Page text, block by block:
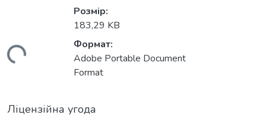
Розмір:
183,29 KB
Формат:
Adobe Portable Document
Format
Ліцензійна угода